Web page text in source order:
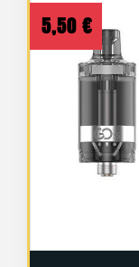
5,50 €